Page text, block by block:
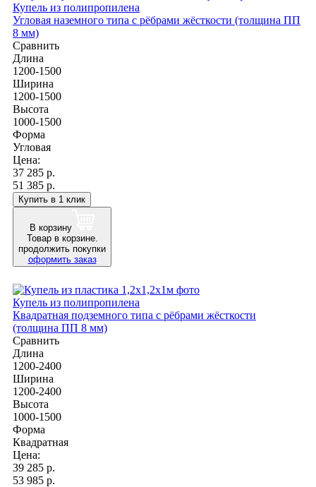
Купель из полипропилена
Угловая наземного типа с рёбрами жёсткости (толщина ПП
8 мм)
Сравнить
Длина
1200-1500
Ширина
1200-1500
Высота
1000-1500
Форма
Угловая
Цена:
37 285 р.
51 385 р.
Купить в 1 клик
В корзину
Товар в корзине.
продолжить покупки
оформить заказ
Купель из полипропилена
Квадратная подземного типа с рёбрами жёсткости
(толщина ПП 8 мм)
Сравнить
Длина
1200-2400
Ширина
1200-2400
Высота
1000-1500
Форма
Квадратная
Цена:
39 285 р.
53 985 р.